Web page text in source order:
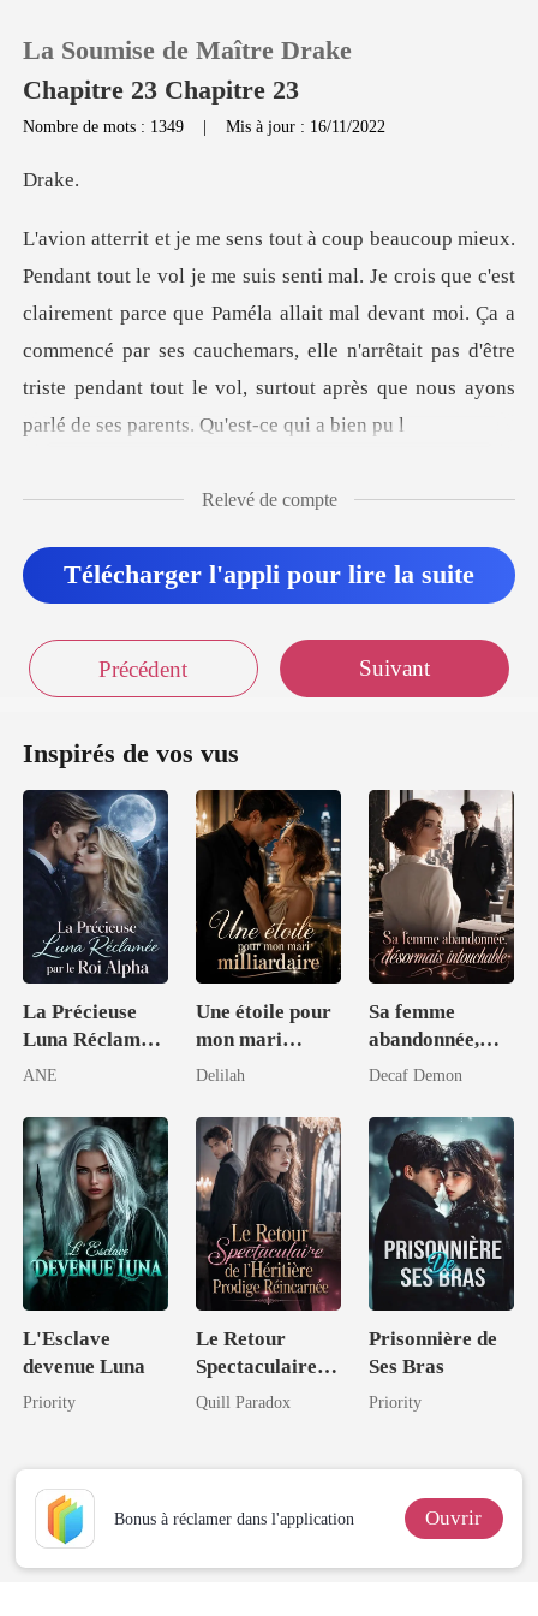
Recharger
Historique
Déconnexion
La Soumise de Maître Drake
Chapitre 23 Chapitre 23
Nombre de mots : 1349 |Mis à jour : 16/11/2022
ak
e c'est
clairement parce que Paméla allait mal devant moi. Ça a
commencé par ses cauchemars, elle n'arrêtait pas
Relevé de compte
Télécharger l'appli pour lire la suite
Précédent Suivant
Inspirés de vos vus
La Précieuse
Luna Réclamée
par le Roi Alpha
ANE
Une étoile pour
mon mari
milliardaire
Delilah
Sa femme
abandonnée,
désormais
Decaf Demon
L'Esclave
devenue Luna
Priority
Le Retour
Spectaculaire
de l'Héritière
Quill Paradox
Prisonnière de
Ses Bras
Priority
Bonus à réclamer dans l'application Ouvrir